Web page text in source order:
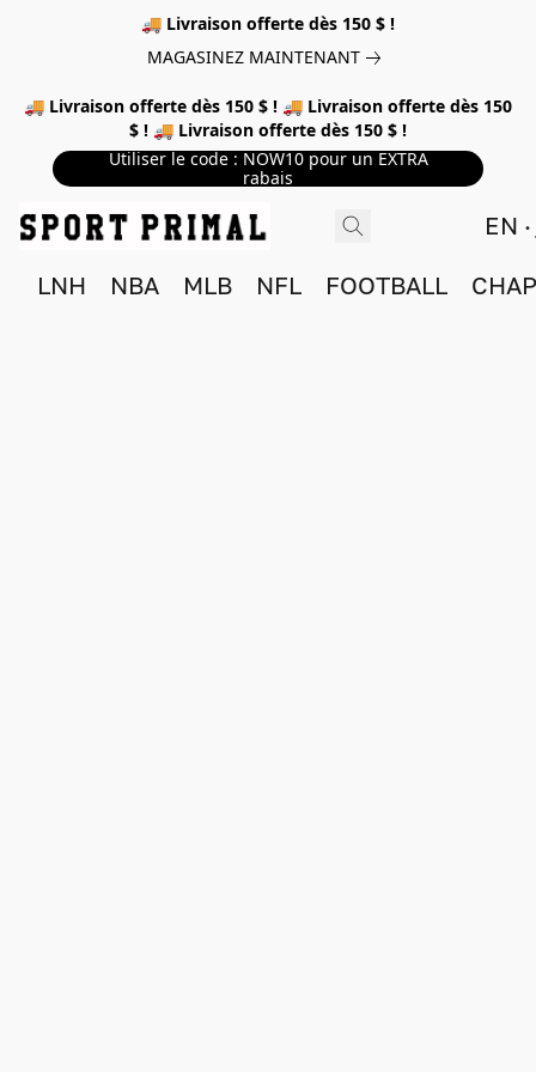
🚚 Livraison offerte dès 150 $ !
MAGASINEZ MAINTENANT
🚚 Livraison offerte dès 150 $ ! 🚚 Livraison offerte dès 150
$ ! 🚚 Livraison offerte dès 150 $ !
Utiliser le code : NOW10 pour un EXTRA
rabais
EN
LNH NBA MLB NFL FOOTBALL